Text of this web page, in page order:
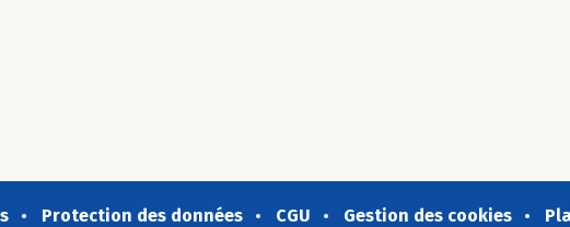
Protection des données CGU Gestion des cookies